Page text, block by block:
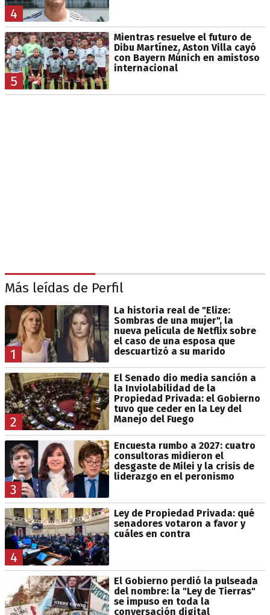
4
5
Mientras resuelve el futuro de
Dibu Martínez, Aston Villa cayó
con Bayern Múnich en amistoso
internacional
Más leídas de Perfil
1
La historia real de "Elize:
Sombras de una mujer", la
nueva película de Netflix sobre
el caso de una esposa que
descuartizó a su marido
2
El Senado dio media sanción a
la Inviolabilidad de la
Propiedad Privada: el Gobierno
tuvo que ceder en la Ley del
Manejo del Fuego
3
Encuesta rumbo a 2027: cuatro
consultoras midieron el
desgaste de Milei y la crisis de
liderazgo en el peronismo
4
Ley de Propiedad Privada: qué
senadores votaron a favor y
cuáles en contra
El Gobierno perdió la pulseada
del nombre: la "Ley de Tierras"
se impuso en toda la
conversación digital